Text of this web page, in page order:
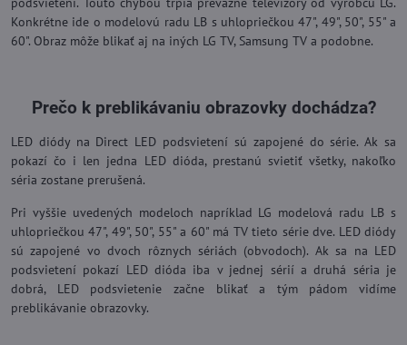
Konkrétne ide o modelovú radu LB s uhlopriečkou 47", 49", 50", 55" a
60". Obraz môže blikať aj na iných LG TV, Samsung TV a podobne.
Prečo k preblikávaniu obrazovky dochádza?
LED diódy na Direct LED podsvietení sú zapojené do série. Ak sa
pokazí čo i len jedna LED dióda, prestanú svietiť všetky, nakoľko
séria zostane prerušená.
Pri vyššie uvedených modeloch napríklad LG modelová radu LB s
uhlopriečkou 47", 49", 50", 55" a 60" má TV tieto série dve. LED diódy
sú zapojené vo dvoch rôznych sériách (obvodoch). Ak sa na LED
podsvietení pokazí LED dióda iba v jednej sérií a druhá séria je
dobrá, LED podsvietenie začne blikať a tým pádom vidíme
preblikávanie obrazovky.